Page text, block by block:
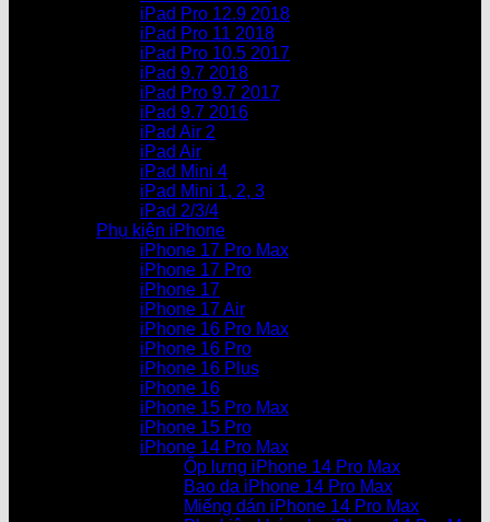
iPad Pro 12.9 2018
iPad Pro 11 2018
iPad Pro 10.5 2017
iPad 9.7 2018
iPad Pro 9.7 2017
iPad 9.7 2016
iPad Air 2
iPad Air
iPad Mini 4
iPad Mini 1, 2, 3
iPad 2/3/4
Phụ kiện iPhone
iPhone 17 Pro Max
iPhone 17 Pro
iPhone 17
iPhone 17 Air
iPhone 16 Pro Max
iPhone 16 Pro
iPhone 16 Plus
iPhone 16
iPhone 15 Pro Max
iPhone 15 Pro
iPhone 14 Pro Max
Ốp lưng iPhone 14 Pro Max
Bao da iPhone 14 Pro Max
Miếng dán iPhone 14 Pro Max